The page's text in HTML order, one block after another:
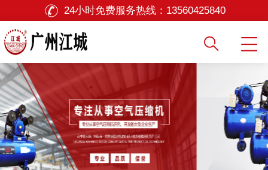
24小时免费服务热线： 13560425840